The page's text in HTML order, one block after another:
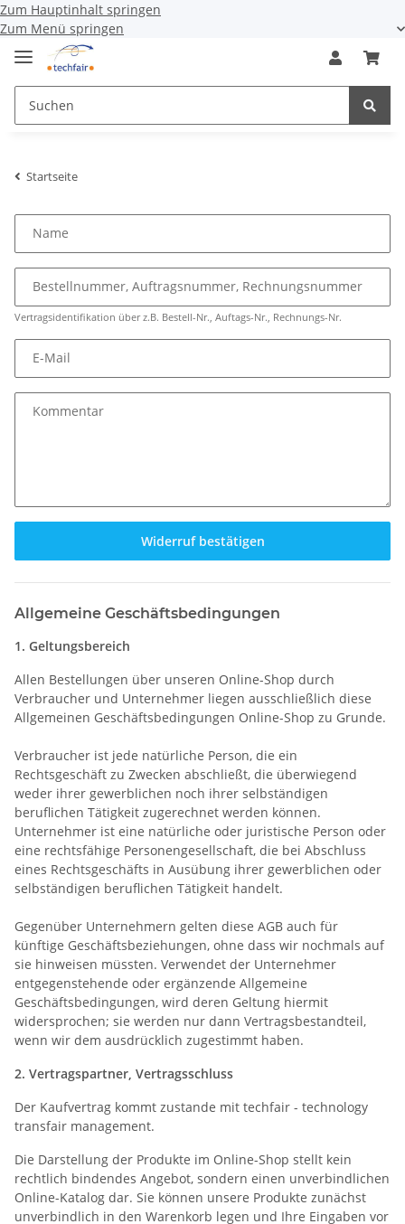
Zum Hauptinhalt springen
Zum Menü springen
Startseite
Name
Vertragsidentifikation über z.B. Bestell-Nr., Auftags-Nr., Rechnungs-Nr.
Bestellnummer, Auftragsnummer, Rechnungsnummer
E-Mail
Kommentar
Widerruf bestätigen
Allgemeine Geschäftsbedingungen
1. Geltungsbereich
Allen Bestellungen über unseren Online-Shop durch
Verbraucher und Unternehmer liegen ausschließlich diese
Allgemeinen Geschäftsbedingungen Online-Shop zu Grunde.
Verbraucher ist jede natürliche Person, die ein
Rechtsgeschäft zu Zwecken abschließt, die überwiegend
weder ihrer gewerblichen noch ihrer selbständigen
beruflichen Tätigkeit zugerechnet werden können.
Unternehmer ist eine natürliche oder juristische Person oder
eine rechtsfähige Personengesellschaft, die bei Abschluss
eines Rechtsgeschäfts in Ausübung ihrer gewerblichen oder
selbständigen beruflichen Tätigkeit handelt.
Gegenüber Unternehmern gelten diese AGB auch für
künftige Geschäftsbeziehungen, ohne dass wir nochmals auf
sie hinweisen müssten. Verwendet der Unternehmer
entgegenstehende oder ergänzende Allgemeine
Geschäftsbedingungen, wird deren Geltung hiermit
widersprochen; sie werden nur dann Vertragsbestandteil,
wenn wir dem ausdrücklich zugestimmt haben.
2. Vertragspartner, Vertragsschluss
Der Kaufvertrag kommt zustande mit techfair - technology
transfair management.
Die Darstellung der Produkte im Online-Shop stellt kein
rechtlich bindendes Angebot, sondern einen unverbindlichen
Online-Katalog dar. Sie können unsere Produkte zunächst
unverbindlich in den Warenkorb legen und Ihre Eingaben vor